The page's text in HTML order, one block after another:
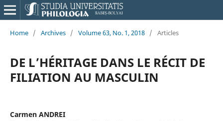
Home / Archives / Volume 63, No. 1, 2018 / Articles
DE L’HÉRITAGE DANS LE RÉCIT DE
FILIATION AU MASCULIN
Carmen ANDREI